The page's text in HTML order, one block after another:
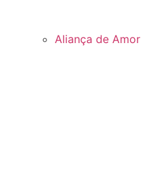
Aliança de Amor